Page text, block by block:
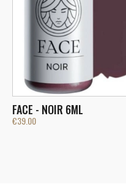
FACE - NOIR 6ML
€39.00